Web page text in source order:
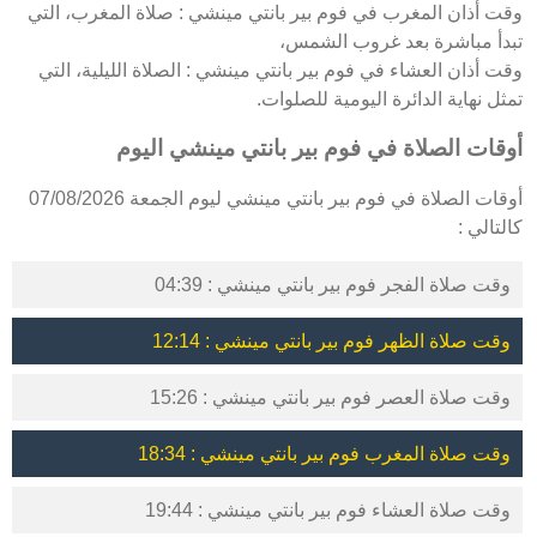
وقت أذان المغرب في فوم بير بانتي مينشي : صلاة المغرب، التي
تبدأ مباشرة بعد غروب الشمس،
وقت أذان العشاء في فوم بير بانتي مينشي : الصلاة الليلية، التي
تمثل نهاية الدائرة اليومية للصلوات.
أوقات الصلاة في فوم بير بانتي مينشي اليوم
أوقات الصلاة في فوم بير بانتي مينشي ليوم الجمعة 07/08/2026
كالتالي :
وقت صلاة الفجر فوم بير بانتي مينشي : 04:39
وقت صلاة الظهر فوم بير بانتي مينشي : 12:14
وقت صلاة العصر فوم بير بانتي مينشي : 15:26
وقت صلاة المغرب فوم بير بانتي مينشي : 18:34
وقت صلاة العشاء فوم بير بانتي مينشي : 19:44